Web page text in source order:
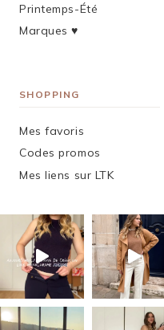
Printemps-Été
Marques ♥︎
SHOPPING
Mes favoris
Codes promos
Mes liens sur LTK